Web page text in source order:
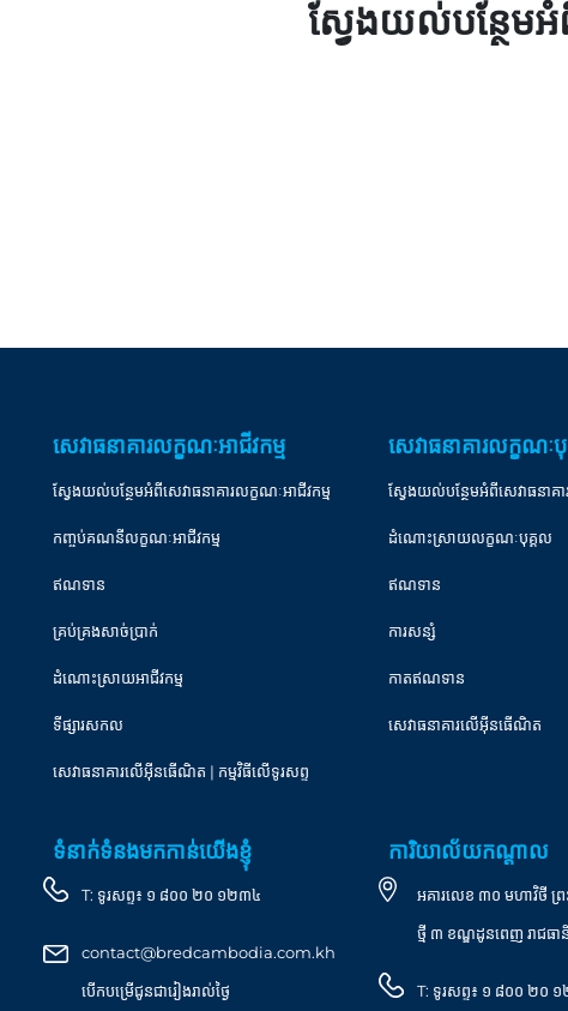
ស្វែងយល់បន្ថែមអំ
សេវាធនាគារលក្ខណៈអាជីវកម្ម
ស្វែងយល់បន្ថែមអំពីសេវាធនាគារលក្ខណៈអាជីវកម្ម
កញ្ចប់គណនីលក្ខណៈអាជីវកម្ម
ឥណទាន
គ្រប់គ្រងសាច់ប្រាក់
ដំណោះស្រាយអាជីវកម្ម
ទីផ្សារសកល
សេវាធនាគារលើអុីនធើណិត | កម្មវិធីលើទូរសព្ទ
សេវាធនាគារលក្ខណៈ
ស្វែងយល់បន្ថែមអំពីសេវាធនាគ
ដំណោះស្រាយលក្ខណៈបុគ្គល
ឥណទាន
ការសន្សំ
កាតឥណទាន
សេវាធនាគារលើអ៊ីនធើណិត
ទំនាក់ទំនងមកកាន់យើងខ្ញុំ
T: ទូរសព្ទ៖ ១ ៨០០ ២០ ១២៣៤
contact@bredcambodia.com.kh
បើកបម្រើជូនជារៀងរាល់ថ្ងៃ
ការិយាល័យកណ្តាល
អគារលេខ ៣០ មហាវិថី ព្រះ
ថ្មី ៣ ខណ្ឌដូនពេញ រាជធា
T: ទូរសព្ទ៖ ១ ៨០០ ២០